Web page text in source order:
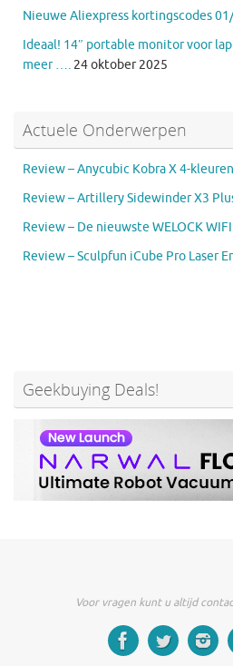
Nieuwe Aliexpress kortingscodes
Ideaal! 14″ portable monitor voor
meer …. 24 oktober 2025
Actuele Onderwerpen
Review – Anycubic Kobra X 4-
Review – Artillery Sidewinder X3
Review – De nieuwste WELOCK
Review – Sculpfun iCube Pro Laser
Geekbuying Deals!
Voor vragen kunt u altijd